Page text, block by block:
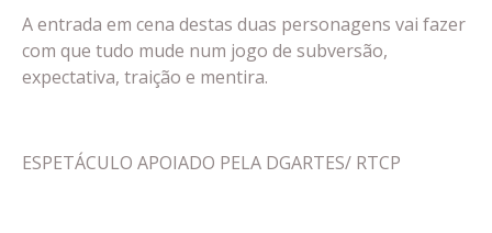
A entrada em cena destas duas personagens vai fazer
com que tudo mude num jogo de subversão,
expectativa, traição e mentira.
ESPETÁCULO APOIADO PELA DGARTES/ RTCP